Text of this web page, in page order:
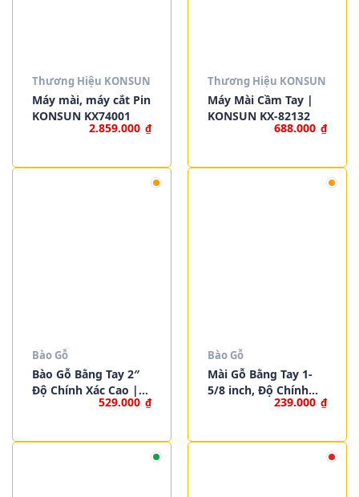
Thương Hiệu KONSUN
Máy mài, máy cắt Pin
KONSUN KX74001
2.859.000 ₫
Thương Hiệu KONSUN
Máy Mài Cầm Tay |
KONSUN KX-82132
688.000 ₫
Bào Gỗ
Bào Gỗ Bằng Tay 2″
Độ Chính Xác Cao |
WORKPRO W052003
529.000 ₫
Bào Gỗ
Mài Gỗ Bằng Tay 1-
5/8 inch, Độ Chính
Xác Cao | WORKPRO
239.000 ₫